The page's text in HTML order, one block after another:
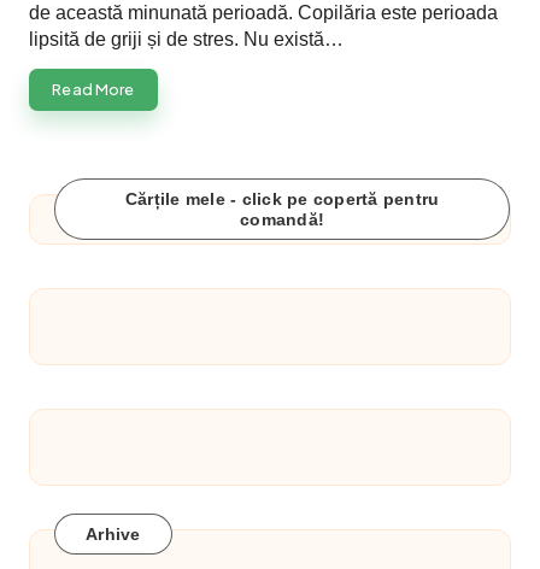
de această minunată perioadă. Copilăria este perioada
lipsită de griji și de stres. Nu există…
Read More
Cărțile mele - click pe copertă pentru
comandă!
Arhive